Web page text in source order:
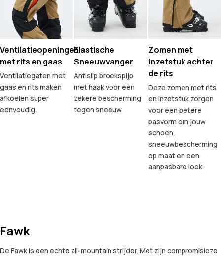
Ventilatieopeningen
met rits en gaas
Ventilatiegaten met
gaas en rits maken
afkoelen super
eenvoudig.
Elastische
Sneeuwvanger
Antislip broekspijp
met haak voor een
zekere bescherming
tegen sneeuw.
Zomen met
inzetstuk achter
de rits
Deze zomen met rits
en inzetstuk zorgen
voor een betere
pasvorm om jouw
schoen,
sneeuwbescherming
op maat en een
aanpasbare look.
Fawk
De Fawk is een echte all-mountain strijder. Met zijn compromisloze